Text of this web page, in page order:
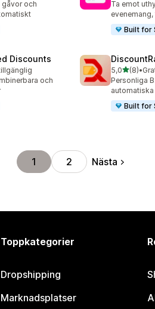
gåvor och
Ta emot
Built for
Discounts
och
5,0av 5
(8)
8 •
Personliga
Built for
1 2 Nästa
Toppkategorier
Dropshipping
Marknadsplatser